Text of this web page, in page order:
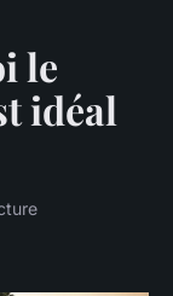
le
idéal